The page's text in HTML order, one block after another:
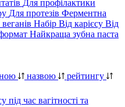
Для профілактики
Для протезів Ферментна
Набір Від карієсу Від
Найкраща зубна паста
назвою
рейтингу